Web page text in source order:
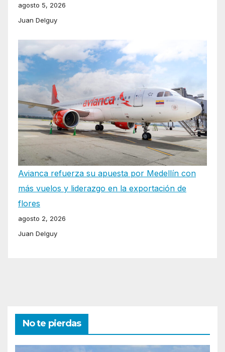
agosto 5, 2026
Juan Delguy
Avianca refuerza su apuesta por Medellín con
más vuelos y liderazgo en la exportación de
flores
agosto 2, 2026
Juan Delguy
No te pierdas